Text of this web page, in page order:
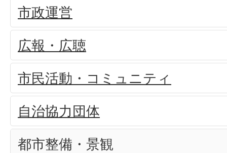
市政運営
広報・広聴
市民活動・コミュニティ
自治協力団体
都市整備・景観